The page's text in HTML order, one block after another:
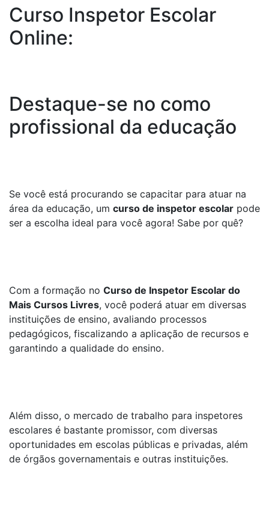
Curso Inspetor Escolar
Online:
Destaque-se no como
profissional da educação
Se você está procurando se capacitar para atuar na
área da educação, um curso de inspetor escolar pode
ser a escolha ideal para você agora! Sabe por quê?
Com a formação no Curso de Inspetor Escolar do
Mais Cursos Livres, você poderá atuar em diversas
instituições de ensino, avaliando processos
pedagógicos, fiscalizando a aplicação de recursos e
garantindo a qualidade do ensino.
Além disso, o mercado de trabalho para inspetores
escolares é bastante promissor, com diversas
oportunidades em escolas públicas e privadas, além
de órgãos governamentais e outras instituições.